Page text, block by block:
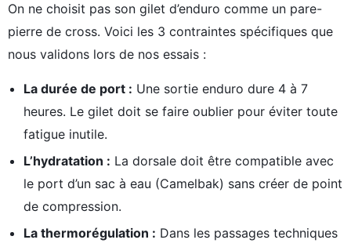
On ne choisit pas son gilet d’enduro comme un pare-
pierre de cross. Voici les 3 contraintes spécifiques que
nous validons lors de nos essais :
La durée de port : Une sortie enduro dure 4 à 7
heures. Le gilet doit se faire oublier pour éviter toute
fatigue inutile.
L’hydratation : La dorsale doit être compatible avec
le port d’un sac à eau (Camelbak) sans créer de point
de compression.
La thermorégulation : Dans les passages techniques